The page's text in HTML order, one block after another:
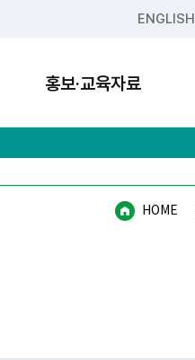
ENGLISH
홍보·교육자료
HOME